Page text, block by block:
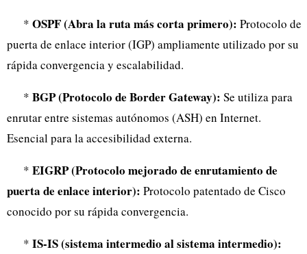
* OSPF (Abra la ruta más corta primero): Protocolo de
puerta de enlace interior (IGP) ampliamente utilizado por su
rápida convergencia y escalabilidad.
* BGP (Protocolo de Border Gateway): Se utiliza para
enrutar entre sistemas autónomos (ASH) en Internet.
Esencial para la accesibilidad externa.
* EIGRP (Protocolo mejorado de enrutamiento de
puerta de enlace interior): Protocolo patentado de Cisco
conocido por su rápida convergencia.
* IS-IS (sistema intermedio al sistema intermedio):